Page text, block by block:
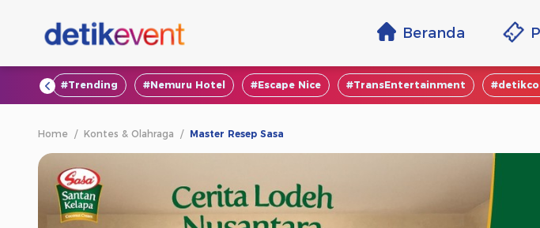
Beranda
#Trending #Nemuru Hotel #Escape Nice #TransEntertainment
Home / Kontes & Olahraga / Master Resep Sasa